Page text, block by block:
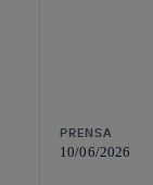
PRENSA
10/06/2026